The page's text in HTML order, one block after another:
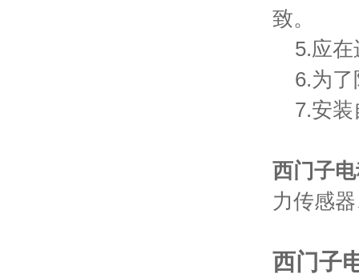
致。
5.应在
6.为了
7.安装
西门子
力传感
西门子